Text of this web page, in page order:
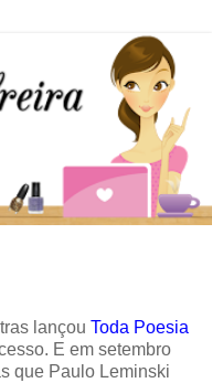
lançou Toda Poesia
E em setembro
que Paulo Leminski